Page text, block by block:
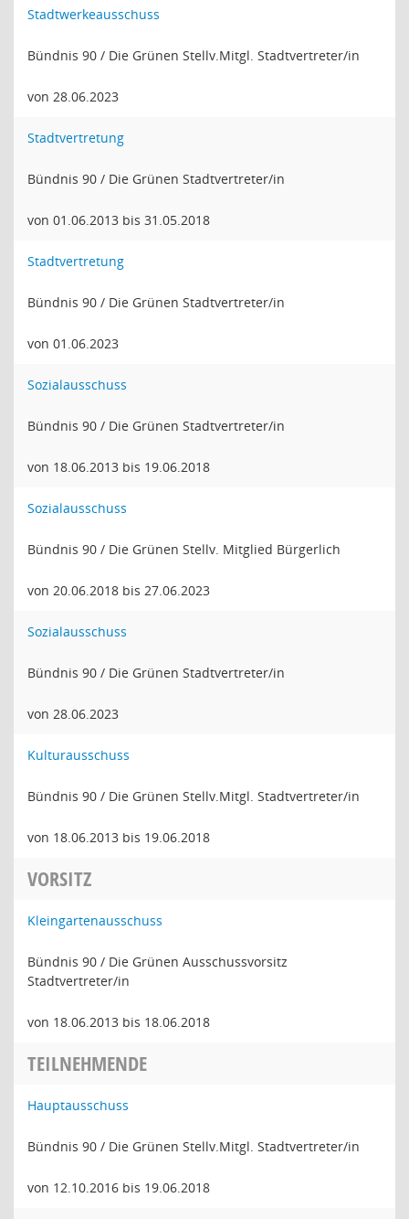
Stadtwerkeausschuss
Bündnis 90 / Die Grünen Stellv.Mitgl. Stadtvertreter/in
von 28.06.2023
Stadtvertretung
Bündnis 90 / Die Grünen Stadtvertreter/in
von 01.06.2013 bis 31.05.2018
Stadtvertretung
Bündnis 90 / Die Grünen Stadtvertreter/in
von 01.06.2023
Sozialausschuss
Bündnis 90 / Die Grünen Stadtvertreter/in
von 18.06.2013 bis 19.06.2018
Sozialausschuss
Bündnis 90 / Die Grünen Stellv. Mitglied Bürgerlich
von 20.06.2018 bis 27.06.2023
Sozialausschuss
Bündnis 90 / Die Grünen Stadtvertreter/in
von 28.06.2023
Kulturausschuss
Bündnis 90 / Die Grünen Stellv.Mitgl. Stadtvertreter/in
von 18.06.2013 bis 19.06.2018
VORSITZ
Kleingartenausschuss
Bündnis 90 / Die Grünen Ausschussvorsitz
Stadtvertreter/in
von 18.06.2013 bis 18.06.2018
TEILNEHMENDE
Hauptausschuss
Bündnis 90 / Die Grünen Stellv.Mitgl. Stadtvertreter/in
von 12.10.2016 bis 19.06.2018